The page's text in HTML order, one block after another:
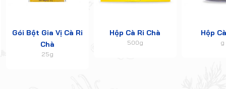
Gói Bột Gia Vị Cà Ri
Chà
25g
Hộp Cà Ri Chà
500g
Hộp
g